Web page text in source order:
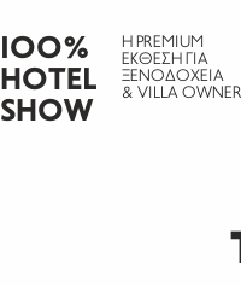
ΙΟΟ%
HOTEL
SHOW
Η PREMIUM
ΕΚΘΕΣΗ ΓΙΑ
ΞΕΝΟΔΟΧΕΙΑ
& VILLA